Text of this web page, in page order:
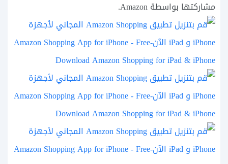
مشاركتها بواسطة Amazon.